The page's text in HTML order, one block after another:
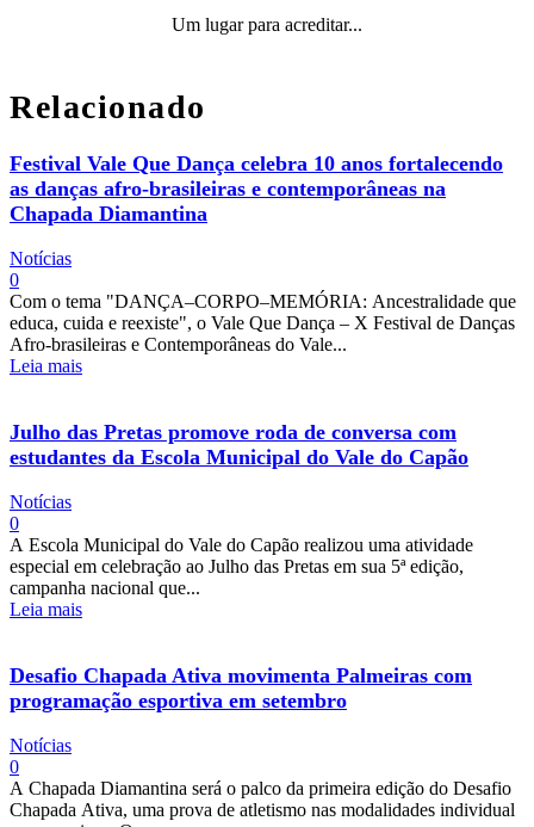
Um lugar para acreditar...
Relacionado
Festival Vale Que Dança celebra 10 anos fortalecendo
as danças afro-brasileiras e contemporâneas na
Chapada Diamantina
Notícias
0
Com o tema "DANÇA–CORPO–MEMÓRIA: Ancestralidade que
educa, cuida e reexiste", o Vale Que Dança – X Festival de Danças
Afro-brasileiras e Contemporâneas do Vale...
Leia mais
Julho das Pretas promove roda de conversa com
estudantes da Escola Municipal do Vale do Capão
Notícias
0
A Escola Municipal do Vale do Capão realizou uma atividade
especial em celebração ao Julho das Pretas em sua 5ª edição,
campanha nacional que...
Leia mais
Desafio Chapada Ativa movimenta Palmeiras com
programação esportiva em setembro
Notícias
0
A Chapada Diamantina será o palco da primeira edição do Desafio
Chapada Ativa, uma prova de atletismo nas modalidades individual